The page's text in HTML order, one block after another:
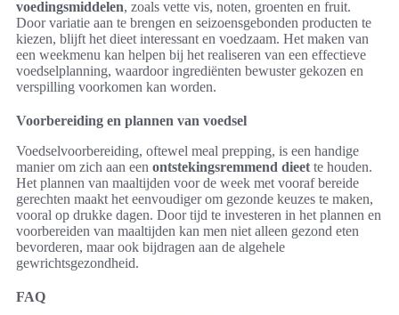
voedingsmiddelen, zoals vette vis, noten, groenten en fruit.
Door variatie aan te brengen en seizoensgebonden producten te
kiezen, blijft het dieet interessant en voedzaam. Het maken van
een weekmenu kan helpen bij het realiseren van een effectieve
voedselplanning, waardoor ingrediënten bewuster gekozen en
verspilling voorkomen kan worden.
Voorbereiding en plannen van voedsel
Voedselvoorbereiding, oftewel meal prepping, is een handige
manier om zich aan een ontstekingsremmend dieet te houden.
Het plannen van maaltijden voor de week met vooraf bereide
gerechten maakt het eenvoudiger om gezonde keuzes te maken,
vooral op drukke dagen. Door tijd te investeren in het plannen en
voorbereiden van maaltijden kan men niet alleen gezond eten
bevorderen, maar ook bijdragen aan de algehele
gewrichtsgezondheid.
FAQ